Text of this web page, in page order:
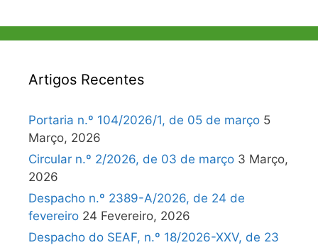
Artigos Recentes
Portaria n.º 104/2026/1, de 05 de março 5
Março, 2026
Circular n.º 2/2026, de 03 de março 3 Março,
2026
Despacho n.º 2389-A/2026, de 24 de
fevereiro 24 Fevereiro, 2026
Despacho do SEAF, n.º 18/2026-XXV, de 23